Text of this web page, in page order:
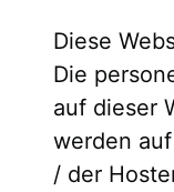
Diese
Die
auf dieser
werden
/ der